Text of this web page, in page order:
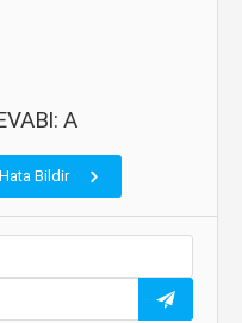
A
Hata Bildir